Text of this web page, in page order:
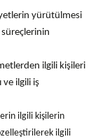
yürütülmesi
süreçlerinin
ilgili kişileri
ve ilgili iş
ilgili kişilerin
ilgili